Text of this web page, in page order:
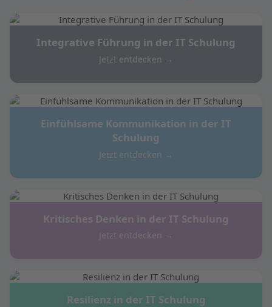
Integrative Führung in der IT Schulung
Jetzt entdecken →
Einfühlsame Kommunikation in der IT
Schulung
Jetzt entdecken →
Kritisches Denken in der IT Schulung
Jetzt entdecken →
Resilienz in der IT Schulung